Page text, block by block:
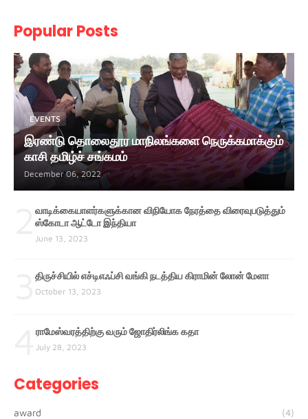
Popular Posts
EVENTS
இரண்டு தொலைதூர மாநிலங்களை நெருக்கமாக்கும்
காசி தமிழ்ச் சங்கமம்
December 06, 2022
வாடிக்கையாளர்களுக்கான விநியோக நேரத்தை விரைவுபடுத்தும்
ஸ்கோடா ஆட்டோ இந்தியா
June 13, 2023
திருச்சியில் எச்டிஎஃப்சி வங்கி நடத்திய கிராமின் லோன் மேளா
October 13, 2023
ராமேஸ்வரத்திற்கு வரும் ஜோதிர்லிங்க கதா
July 28, 2023
Categories
award (4)